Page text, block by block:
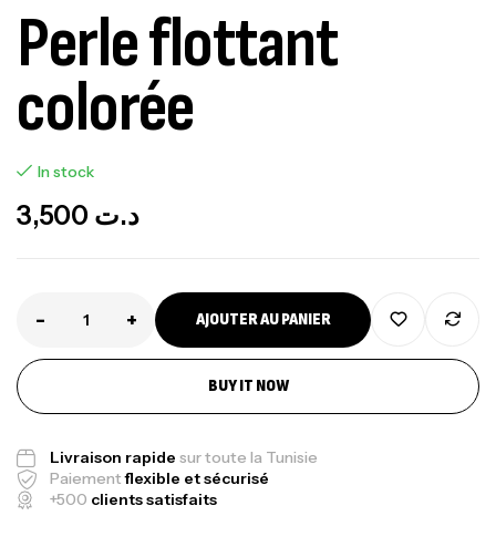
Perle flottant
colorée
In stock
د.ت
- + AJOUTER AU PANIER
BUY IT NOW
Livraison rapide sur toute la Tunisie
Paiementflexible et sécurisé
+500 clients satisfaits